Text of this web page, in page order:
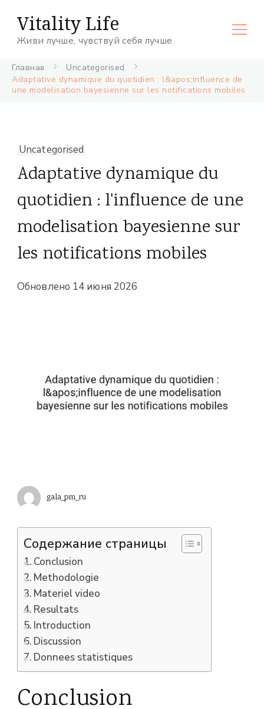
Vitality Life
Живи лучше, чувствуй себя лучше
Главная
Uncategorised
Adaptative dynamique du quotidien : l&apos;influence de
une modelisation bayesienne sur les notifications mobiles
Uncategorised
Adaptative dynamique du
quotidien : l'influence de une
modelisation bayesienne sur
les notifications mobiles
Обновлено 14 июня 2026
gala_pm_ru
Содержание страницы
Conclusion
Methodologie
Materiel video
Resultats
Introduction
Discussion
Donnees statistiques
Conclusion